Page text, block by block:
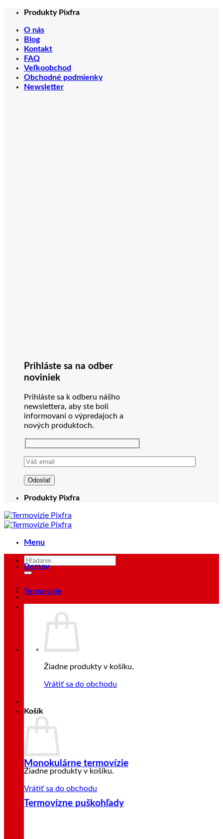
Skip
content
Produkty Pixfra
O nás
Blog
Kontakt
FAQ
Veľkoobchod
Obchodné podmienky
Newsletter
Prihláste sa na odber
noviniek
Prihláste sa k odberu nášho
newslettera, aby ste boli
informovaní o výpredajoch a
nových produktoch.
Produkty Pixfra
Menu
Hľadať:
Prihlásenie
Žiadne produkty v košíku.
Vrátiť sa do obchodu
Košík
Žiadne produkty v košíku.
Vrátiť sa do obchodu
Domov
Termovízie
Monokulárne termovízie
Termovízne puškohľady